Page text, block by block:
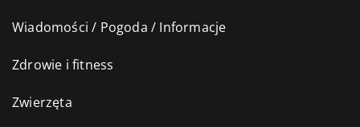
Wiadomości / Pogoda / Informacje
Zdrowie i fitness
Zwierzęta